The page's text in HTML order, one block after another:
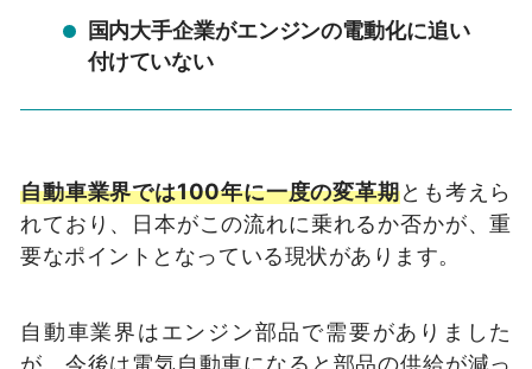
国内大手企業がエンジンの電動化に追い
付けていない
自動車業界では100年に一度の変革期とも考えら
れており、日本がこの流れに乗れるか否かが、重
要なポイントとなっている現状があります。
自動車業界はエンジン部品で需要がありました
が、今後は電気自動車になると部品の供給が減っ